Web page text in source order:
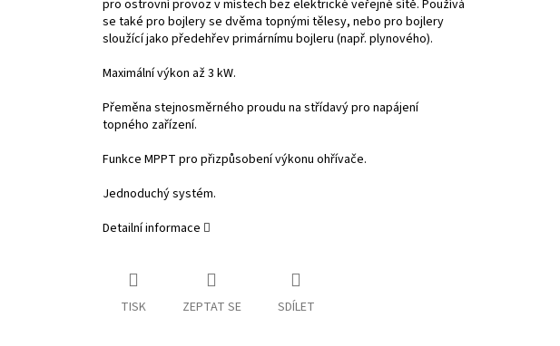
pro ostrovní provoz v místech bez elektrické veřejné sítě. Používá
se také pro bojlery se dvěma topnými tělesy, nebo pro bojlery
sloužící jako předehřev primárnímu bojleru (např. plynového).
Maximální výkon až 3 kW.
Přeměna stejnosměrného proudu na střídavý pro napájení
topného zařízení.
Funkce MPPT pro přizpůsobení výkonu ohřívače.
Jednoduchý systém.
Detailní informace
TISK ZEPTAT SE SDÍLET